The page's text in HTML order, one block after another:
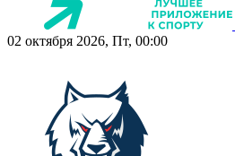
02 октября 2026, Пт, 00:00